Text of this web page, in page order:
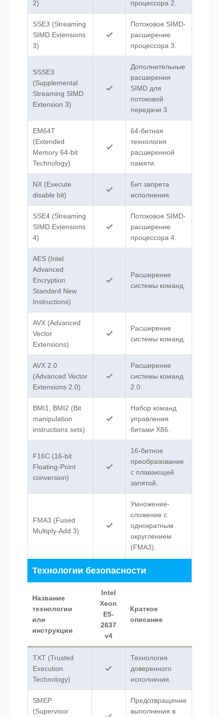
2) процессора 2.
SSE3 (Streaming
SIMD Extensions
3)
Потоковое SIMD-
расширение
процессора 3.
SSSE3
(Supplemental
Streaming SIMD
Extension 3)
Дополнительные
расширения
SIMD для
потоковой
передачи 3.
EM64T
(Extended
Memory 64-bit
Technology)
64-битная
технология
расширенной
памяти.
NX (Execute
disable bit)
Бит запрета
исполнения.
SSE4 (Streaming
SIMD Extensions
4)
Потоковое SIMD-
расширение
процессора 4.
AES (Intel
Advanced
Encryption
Standard New
Instructions)
Расширение
системы команд.
AVX (Advanced
Vector
Extensions)
Расширение
системы команд.
AVX 2.0
(Advanced Vector
Extensions 2.0)
Расширение
системы команд
2.0.
BMI1, BMI2 (Bit
manipulation
instructions sets)
Набор команд
управления
битами X86.
F16C (16-bit
Floating-Point
conversion)
16-битное
преобразование
с плавающей
запятой.
FMA3 (Fused
Multiply-Add 3)
Умножение-
сложение с
однократным
округлением
(FMA3).
Технологии безопасности
Название
технологии
или
инструкции
Intel
Xeon
E5-
2637
v4
Краткое
описание
TXT (Trusted
Execution
Technology)
Технология
доверенного
исполнения.
SMEP
(Supervisor
Предотвращение
выполнения в